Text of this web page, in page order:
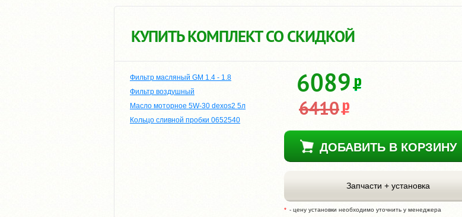
КУПИТЬ КОМПЛЕКТ СО СКИДКОЙ
Фильтр масляный GM 1.4 - 1.8
Фильтр воздушный
Масло моторное 5W-30 dexos2 5л
Кольцо сливной пробки 0652540
6089
6410
ДОБАВИТЬ В КОРЗИНУ
Запчасти + установка
- цену установки необходимо уточнить у менеджера